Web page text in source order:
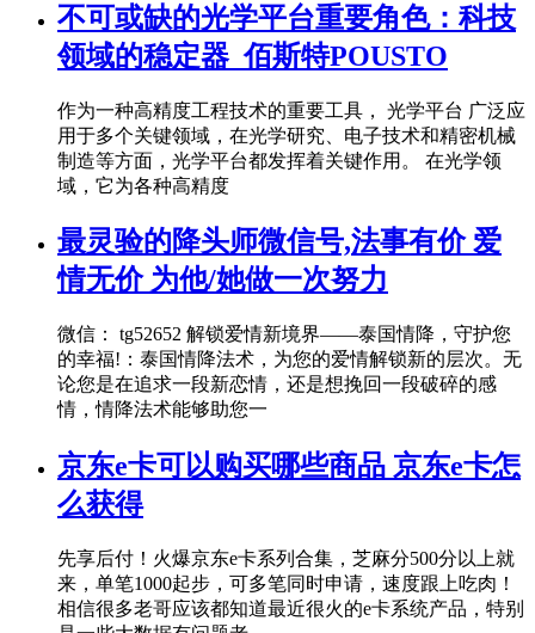
不可或缺的光学平台重要角色：科技
领域的稳定器_佰斯特POUSTO
作为一种高精度工程技术的重要工具， 光学平台 广泛应
用于多个关键领域，在光学研究、电子技术和精密机械
制造等方面，光学平台都发挥着关键作用。 在光学领
域，它为各种高精度
最灵验的降头师微信号,法事有价 爱
情无价 为他/她做一次努力
微信： tg52652 解锁爱情新境界——泰国情降，守护您
的幸福!：泰国情降法术，为您的爱情解锁新的层次。无
论您是在追求一段新恋情，还是想挽回一段破碎的感
情，情降法术能够助您一
京东e卡可以购买哪些商品 京东e卡怎
么获得
先享后付！火爆京东e卡系列合集，芝麻分500分以上就
来，单笔1000起步，可多笔同时申请，速度跟上吃肉！
相信很多老哥应该都知道最近很火的e卡系统产品，特别